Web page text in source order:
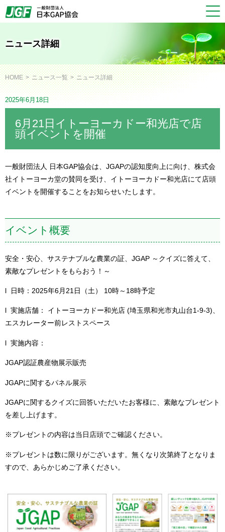
JGAP 一般社団法
ニュース詳細
HOME ニュース一覧 ニュース詳細
2025年6月18日
6月21日イトーヨーカドー和光店で店
頭イベントを開催
一般財団法人 日本GAP協会は、JGAPの認知度向上に向け、株式会
社イトーヨーカ堂の賛同を受け、イトーヨーカドー和光店にて店頭
イベントを開催することをお知らせいたします。
イベント概要
安全・安心、サステナブルな農業の証、JGAP ～クイズに答えて、
素敵なプレゼントをもらおう！～
l 日時：2025年6月21日（土） 10時～18時予定
l 実施店舗： イトーヨーカドー和光店 (埼玉県和光市丸山台1-9-3)、
エスカレーター前レストスペース
l 実施内容：
JGAP認証農産物展示販売
JGAPに関するパネル展示
JGAPに関するクイズに回答いただいたお客様に、素敵なプレゼント
を差し上げます。
※プレゼントの内容は当日店頭でご確認ください。
※プレゼントは数に限りがございます。無くなり次第終了となりま
すので、あらかじめご了承ください。